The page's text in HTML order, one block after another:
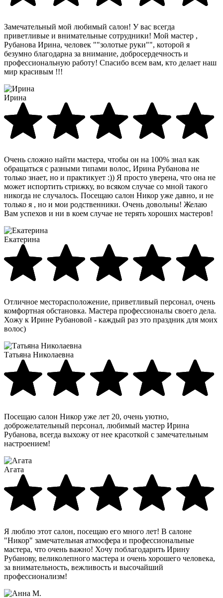
Замечательный мой любимый салон! У вас всегда
приветливые и внимательные сотрудники! Мой мастер ,
Рубанова Ирина, человек ""золотые руки"", которой я
безумно благодарна за внимание, добросердечность и
профессиональную работу! Спасибо всем вам, кто делает наш
мир красивым !!!
Ирина
Очень сложно найти мастера, чтобы он на 100% знал как
обращаться с разными типами волос, Ирина Рубанова не
только знает, но и практикует :)) Я просто уверена, что она не
может испортить стрижку, во всяком случае со мной такого
никогда не случалось. Посещаю салон Никор уже давно, и не
только я , но и мои родственники. Очень довольны! Желаю
Вам успехов и ни в коем случае не терять хороших мастеров!
Екатерина
Отличное месторасположение, приветливый персонал, очень
комфортная обстановка. Мастера профессионалы своего дела.
Хожу к Ирине Рубановой - каждый раз это праздник для моих
волос)
Татьяна Николаевна
Посещаю салон Никор уже лет 20, очень уютно,
доброжелательный персонал, любимый мастер Ирина
Рубанова, всегда выхожу от нее красоткой с замечательным
настроением!
Агата
Я люблю этот салон, посещаю его много лет! В салоне
"Никор" замечательная атмосфера и профессиональные
мастера, что очень важно! Хочу поблагодарить Ирину
Рубанову, великолепного мастера и очень хорошего человека,
за внимательность, вежливость и высочайший
профессионализм!